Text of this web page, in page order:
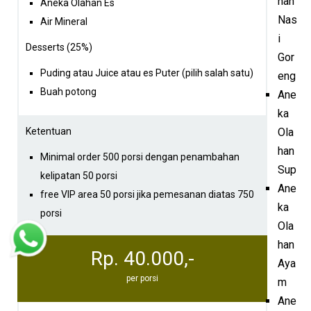
Aneka Olahan Es
Air Mineral
Desserts (25%)
Puding atau Juice atau es Puter (pilih salah satu)
Buah potong
Ketentuan
Minimal order 500 porsi dengan penambahan
kelipatan 50 porsi
free VIP area 50 porsi jika pemesanan diatas 750
porsi
Rp. 40.000,-
per porsi
Nas
i
Gor
eng
Ane
ka
Ola
han
Sup
Ane
ka
Ola
han
Aya
m
Ane